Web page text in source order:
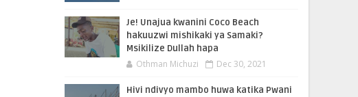
Je! Unajua kwanini Coco Beach
hakuuzwi mishikaki ya Samaki?
Msikilize Dullah hapa
Othman Michuzi Dec 30, 2021
Hivi ndivyo mambo huwa katika Pwani